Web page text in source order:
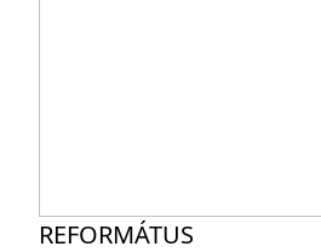
REFORMÁTUS